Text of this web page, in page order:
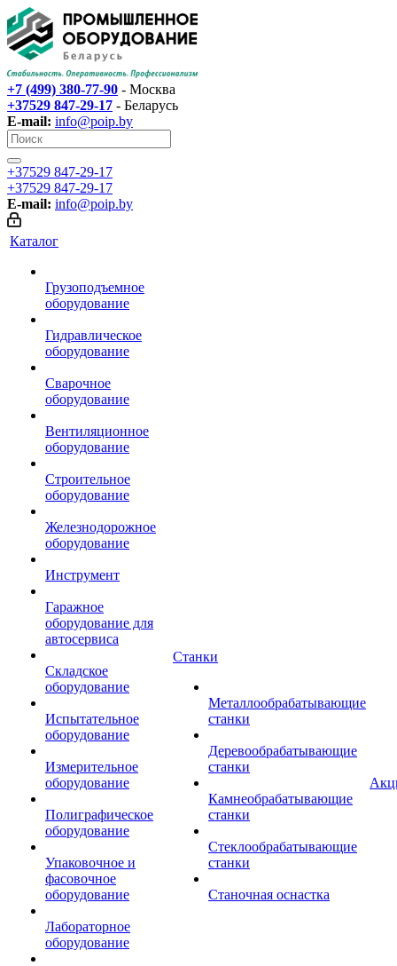
+7 (499) 380-77-90 - Москва
+37529 847-29-17‬ - Беларусь
E-mail: info@poip.by
+37529 847-29-17‬
+37529 847-29-17‬
E-mail: info@poip.by
Каталог
Грузоподъемное
оборудование
Гидравлическое
оборудование
Сварочное
оборудование
Вентиляционное
оборудование
Строительное
оборудование
Железнодорожное
оборудование
Инструмент
Гаражное
оборудование для
автосервиса
Складское
оборудование
Испытательное
оборудование
Измерительное
оборудование
Полиграфическое
оборудование
Упаковочное и
фасовочное
оборудование
Лабораторное
оборудование
Станки
Металлообрабатывающие
станки
Деревообрабатывающие
станки
Камнеобрабатывающие
станки
Стеклообрабатывающие
станки
Станочная оснастка